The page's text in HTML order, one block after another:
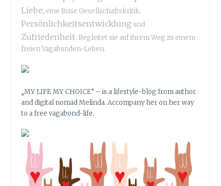
Liebe, eine Brise Gesellschaftskritik,
Persönlichkeitsentwicklung und
Zufriedenheit. Begleitet sie auf ihrem Weg zu einem
freien Vagabunden-Leben.
„MY LIFE MY CHOICE“ – is a lifestyle-blog from author
and digital nomad Melinda. Accompany her on her way
to a free vagabond-life.